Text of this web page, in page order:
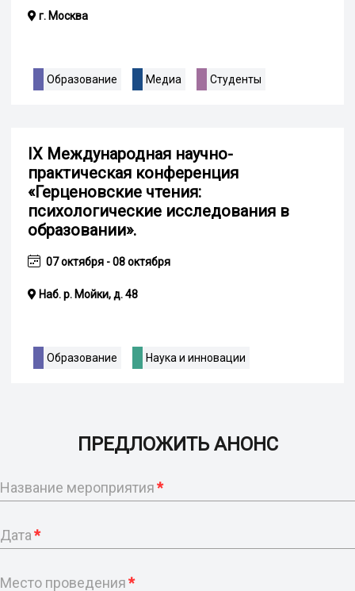
г. Москва
Образование Медиа Студенты
IX Международная научно-
практическая конференция
«Герценовские чтения:
психологические исследования в
образовании».
07 октября - 08 октября
Наб. р. Мойки, д. 48
Образование Наука и инновации
ПРЕДЛОЖИТЬ АНОНС
Название мероприятия*
Дата*
Место проведения*